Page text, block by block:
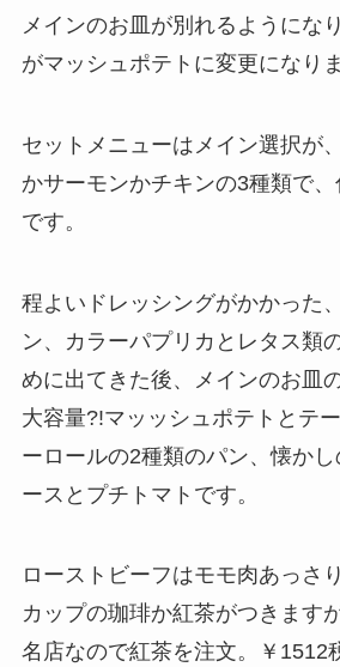
メインのお皿が別れるようにな
がマッシュポテトに変更になり
セットメニューはメイン選択が
かサーモンかチキンの3種類で
です。
程よいドレッシングがかかった
ン、カラーパプリカとレタス類
めに出てきた後、メインのお皿
大容量?!マッッシュポテトとテ
ーロールの2種類のパン、懐か
ースとプチトマトです。
ローストビーフはモモ肉あっさ
カップの珈琲か紅茶がつきます
名店なので紅茶を注文。￥1512